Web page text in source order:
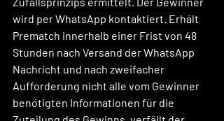
wird per WhatsApp kontaktiert. Erhält
Prematch innerhalb einer Frist von 48
Stunden nach Versand der WhatsApp
Nachricht und nach zweifacher
Aufforderung nicht alle vom Gewinner
benötigten Informationen für die